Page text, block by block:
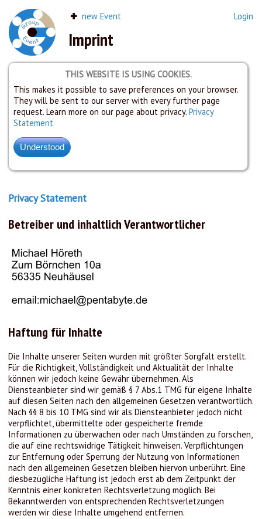
new Event Login
Imprint
THIS WEBSITE IS USING COOKIES.
This makes it possible to save preferences on your browser.
They will be sent to our server with every further page
request. Learn more on our page about privacy. Privacy
Statement
Privacy Statement
Betreiber und inhaltlich Verantwortlicher
Haftung für Inhalte
Die Inhalte unserer Seiten wurden mit größter Sorgfalt erstellt.
Für die Richtigkeit, Vollständigkeit und Aktualität der Inhalte
können wir jedoch keine Gewähr übernehmen. Als
Diensteanbieter sind wir gemäß § 7 Abs.1 TMG für eigene Inhalte
auf diesen Seiten nach den allgemeinen Gesetzen verantwortlich.
Nach §§ 8 bis 10 TMG sind wir als Diensteanbieter jedoch nicht
verpflichtet, übermittelte oder gespeicherte fremde
Informationen zu überwachen oder nach Umständen zu forschen,
die auf eine rechtswidrige Tätigkeit hinweisen. Verpflichtungen
zur Entfernung oder Sperrung der Nutzung von Informationen
nach den allgemeinen Gesetzen bleiben hiervon unberührt. Eine
diesbezügliche Haftung ist jedoch erst ab dem Zeitpunkt der
Kenntnis einer konkreten Rechtsverletzung möglich. Bei
Bekanntwerden von entsprechenden Rechtsverletzungen
werden wir diese Inhalte umgehend entfernen.